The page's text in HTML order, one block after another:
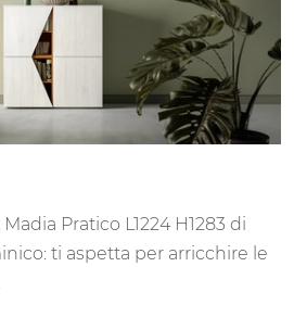
Pratico L1224 H1283 di
ti aspetta per arricchire le